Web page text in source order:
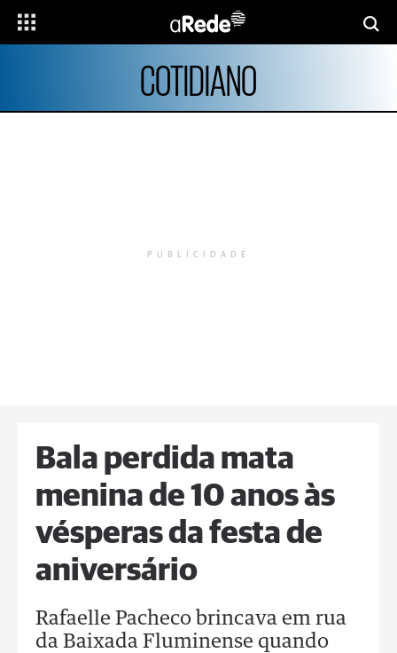
COTIDIANO
PUBLICIDADE
Bala perdida mata
menina de 10 anos às
vésperas da festa de
aniversário
Rafaelle Pacheco brincava em rua
da Baixada Fluminense quando